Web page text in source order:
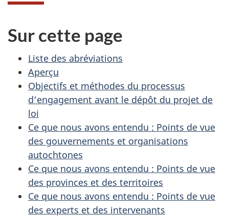
Sur cette page
Liste des abréviations
Aperçu
Objectifs et méthodes du processus
d’engagement avant le dépôt du projet de
loi
Ce que nous avons entendu : Points de vue
des gouvernements et organisations
autochtones
Ce que nous avons entendu : Points de vue
des provinces et des territoires
Ce que nous avons entendu : Points de vue
des experts et des intervenants